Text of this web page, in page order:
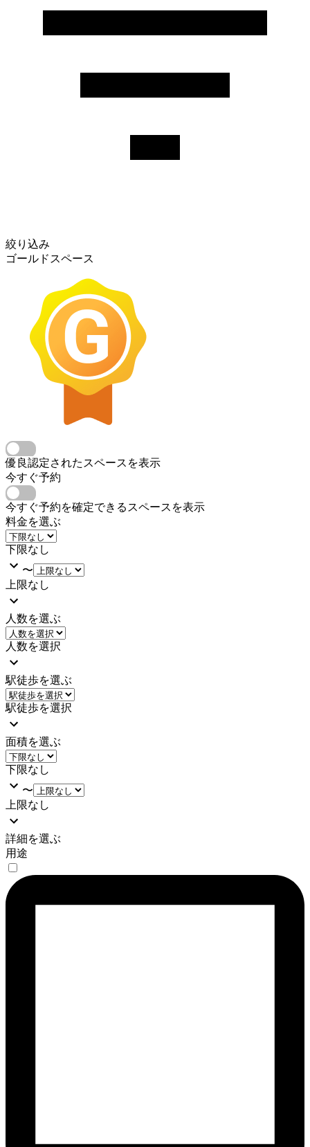
絞り込み
ゴールドスペース
優良認定されたスペースを表示
今すぐ予約
今すぐ予約を確定できるスペースを表示
料金を選ぶ
下限なし
〜
上限なし
人数を選ぶ
人数を選択
駅徒歩を選ぶ
駅徒歩を選択
面積を選ぶ
下限なし
〜
上限なし
詳細を選ぶ
用途